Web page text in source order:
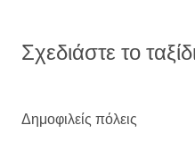
Σχεδιάστε το
Δημοφιλείς πόλεις